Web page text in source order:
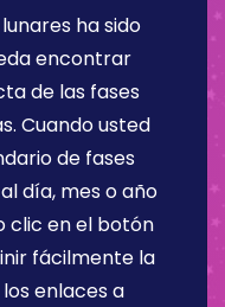
ha sido
encontrar
de las fases
Cuando usted
de fases
día, mes o año
clic en el botón
fácilmente la
enlaces a